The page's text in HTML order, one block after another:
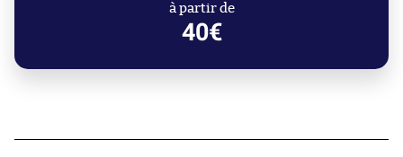
à partir de
40€